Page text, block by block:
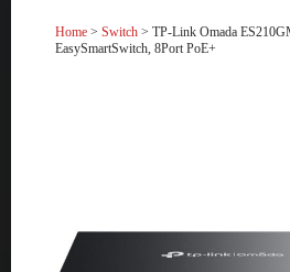
Home > Switch > TP-Link Omada
EasySmartSwitch, 8Port PoE+